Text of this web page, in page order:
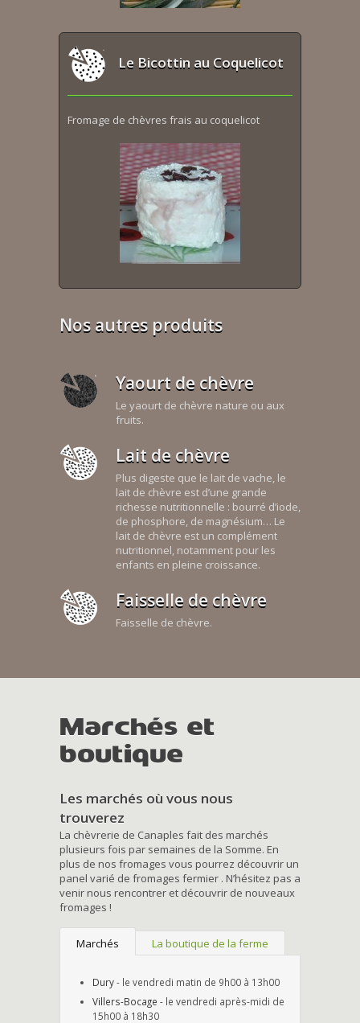
Le Bicottin au Coquelicot
Fromage de chèvres frais au coquelicot
Nos autres produits
Yaourt de chèvre
Le yaourt de chèvre nature ou aux
fruits.
Lait de chèvre
Plus digeste que le lait de vache, le
lait de chèvre est d’une grande
richesse nutritionnelle : bourré d’iode,
de phosphore, de magnésium… Le
lait de chèvre est un complément
nutritionnel, notamment pour les
enfants en pleine croissance.
Faisselle de chèvre
Faisselle de chèvre.
Marchés et
boutique
Les marchés où vous nous
trouverez
La chèvrerie de Canaples fait des marchés
plusieurs fois par semaines de la Somme. En
plus de nos fromages vous pourrez découvrir un
panel varié de fromages fermier . N’hésitez pas a
venir nous rencontrer et découvrir de nouveaux
fromages !
Marchés La boutique de la ferme
Dury- le vendredi matin de 9h00 à 13h00
Villers-Bocage - le vendredi après-midi de
15h00 à 18h30